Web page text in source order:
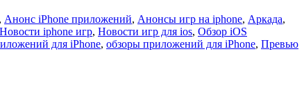
, Анонс iPhone приложений, Анонсы игр на iphone, Аркада,
Новости iphone игр, Новости игр для ios, Обзор iOS
для iPhone, обзоры приложений для iPhone, Превью